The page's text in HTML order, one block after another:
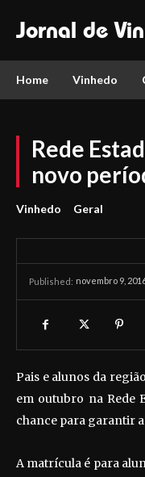
Jornal de
Home Vinhedo
Rede
novo
Vinhedo Geral
Published: novembro 9,
Pais e alunos da
em outubro na Rede
chance para garantir a
A matrícula é para